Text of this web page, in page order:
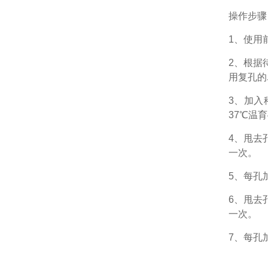
操作步
1、 使用
2、根据
用复孔
3、加入
37℃温育
4、甩去
一次。
5、每孔
6、甩去
一次。
7、每孔